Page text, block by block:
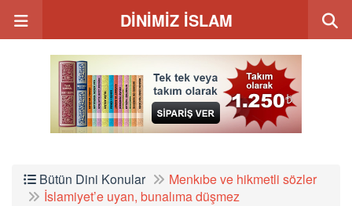
DİNİMİZ İSLAM
Bütün Dini Konular
Menkıbe ve hikmetli sözler
İslamiyet’e uyan, bunalıma düşmez